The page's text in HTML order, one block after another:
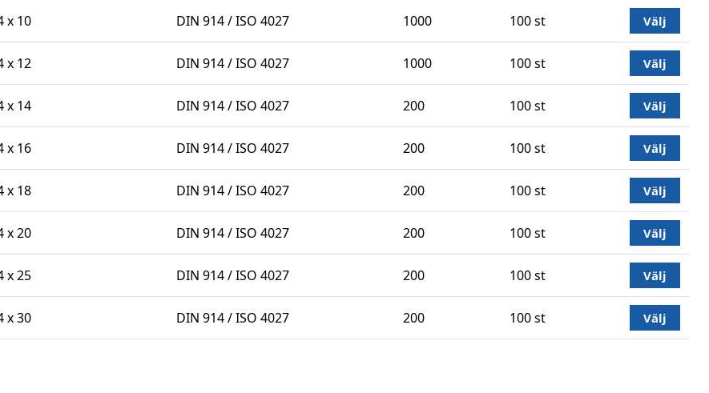
x 10 DIN 914 / ISO 4027 1000 100 st Välj
x 12 DIN 914 / ISO 4027 1000 100 st Välj
x 14 DIN 914 / ISO 4027 200 100 st Välj
x 16 DIN 914 / ISO 4027 200 100 st Välj
x 18 DIN 914 / ISO 4027 200 100 st Välj
x 20 DIN 914 / ISO 4027 200 100 st Välj
x 25 DIN 914 / ISO 4027 200 100 st Välj
x 30 DIN 914 / ISO 4027 200 100 st Välj